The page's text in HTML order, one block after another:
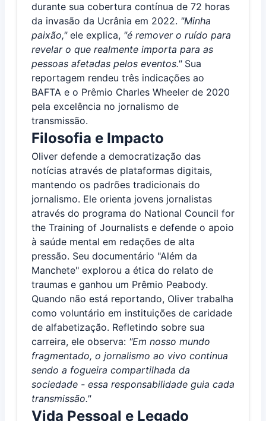
durante sua cobertura contínua de 72 horas
da invasão da Ucrânia em 2022. "Minha
paixão,"ele explica, "é remover o ruído para
revelar o que realmente importa para as
pessoas afetadas pelos eventos."Sua
reportagem rendeu três indicações ao
BAFTA e o Prêmio Charles Wheeler de 2020
pela excelência no jornalismo de
transmissão.
Filosofia e Impacto
Oliver defende a democratização das
notícias através de plataformas digitais,
mantendo os padrões tradicionais do
jornalismo. Ele orienta jovens jornalistas
através do programa do National Council for
the Training of Journalists e defende o apoio
à saúde mental em redações de alta
pressão. Seu documentário "Além da
Manchete" explorou a ética do relato de
traumas e ganhou um Prêmio Peabody.
Quando não está reportando, Oliver trabalha
como voluntário em instituições de caridade
de alfabetização. Refletindo sobre sua
carreira, ele observa: "Em nosso mundo
fragmentado, o jornalismo ao vivo continua
sendo a fogueira compartilhada da
sociedade - essa responsabilidade guia cada
transmissão."
Vida Pessoal e Legado